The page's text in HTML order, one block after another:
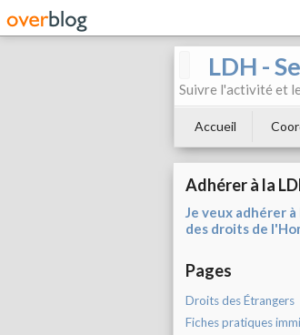
LDH -
Suivre l'activité et
Accueil
Adhérer à la
Je veux adhérer à
des droits de
Pages
Droits des Étrangers
Fiches pratiques